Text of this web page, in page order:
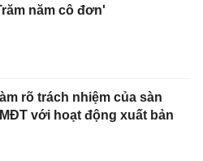
năm cô đơn'
rõ trách nhiệm của sàn
với hoạt động xuất bản